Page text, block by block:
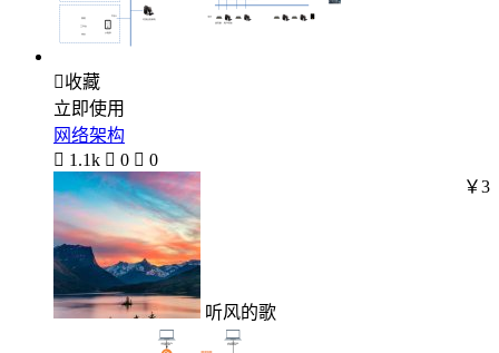
收藏
立即使用
网络架构
 1.1k  0  0
听风的歌
￥3